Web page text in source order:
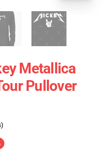
Metallica
Pullover